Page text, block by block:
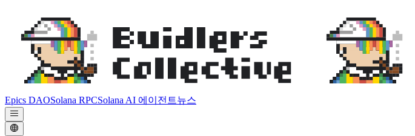
Epics DAOSolana RPCSolana AI 에이전트뉴스